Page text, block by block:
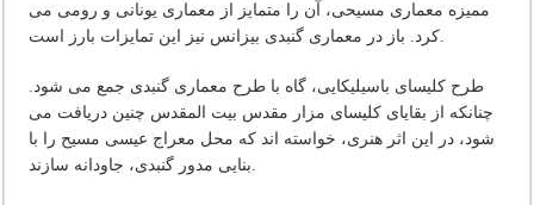
ممیزه معماری مسیحی، آن را متمایز از معماری یونانی و رومی می
کرد. باز در معماری گنبدی بیزانس نیز این تمایزات بارز است.
طرح کلیسای باسیلیکایی، گاه با طرح معماری گنبدی جمع می شود.
چنانکه از بقایای کلیسای مزار مقدس بیت المقدس چنین دریافت می
شود، در این اثر هنری، خواسته اند که محل معراج عیسی مسیح را با
بنایی مدور گنبدی، جاودانه سازند.